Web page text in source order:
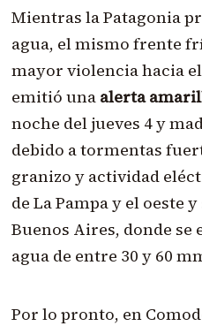
Mientras la Patagonia
agua, el mismo frente
mayor violencia hacia
emitió una alerta
noche del jueves 4 y
debido a tormentas
granizo y actividad
de La Pampa y el oeste
Buenos Aires, donde
agua de entre 30 y 60
Por lo pronto, en